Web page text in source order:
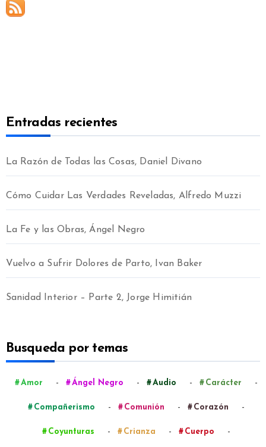
Entradas recientes
La Razón de Todas las Cosas, Daniel Divano
Cómo Cuidar Las Verdades Reveladas, Alfredo Muzzi
La Fe y las Obras, Ángel Negro
Vuelvo a Sufrir Dolores de Parto, Ivan Baker
Sanidad Interior – Parte 2, Jorge Himitián
Busqueda por temas
Amor - Ángel Negro - Audio - Carácter -
Compañerismo - Comunión - Corazón -
Coyunturas - Crianza - Cuerpo -